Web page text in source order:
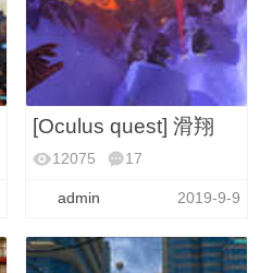
[Oculus quest] 滑翔
12075
17
admin 2019-9-9